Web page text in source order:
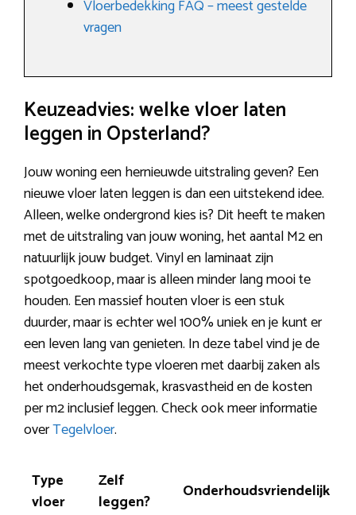
Vloerbedekking FAQ – meest gestelde
vragen
Keuzeadvies: welke vloer laten
leggen in Opsterland?
Jouw woning een hernieuwde uitstraling geven? Een
nieuwe vloer laten leggen is dan een uitstekend idee.
Alleen, welke ondergrond kies is? Dit heeft te maken
met de uitstraling van jouw woning, het aantal M2 en
natuurlijk jouw budget. Vinyl en laminaat zijn
spotgoedkoop, maar is alleen minder lang mooi te
houden. Een massief houten vloer is een stuk
duurder, maar is echter wel 100% uniek en je kunt er
een leven lang van genieten. In deze tabel vind je de
meest verkochte type vloeren met daarbij zaken als
het onderhoudsgemak, krasvastheid en de kosten
per m2 inclusief leggen. Check ook meer informatie
overTegelvloer.
Type
vloer
Zelf
leggen?
Onderhoudsvriendelijk